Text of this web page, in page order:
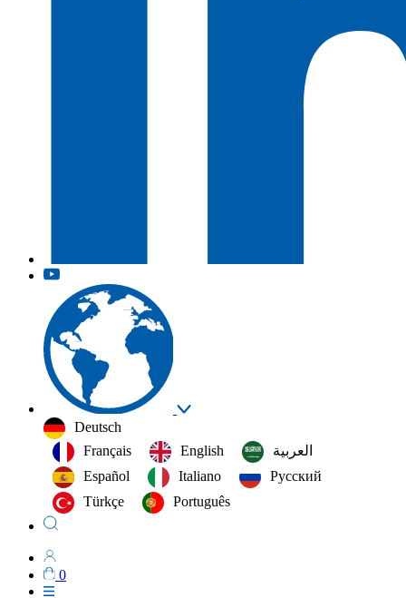
Deutsch
Français
English
العربية‏
Español
Italiano
Русский
Türkçe
Português
0